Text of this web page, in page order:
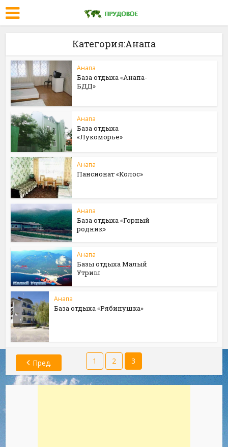
Категория:Анапа
Анапа
База отдыха «Анапа-
БДД»
Анапа
База отдыха
«Лукоморье»
Анапа
Пансионат «Колос»
Анапа
База отдыха «Горный
родник»
Анапа
Базы отдыха Малый
Утриш
Анапа
База отдыха «Рябинушка»
Пред. 1 2 3